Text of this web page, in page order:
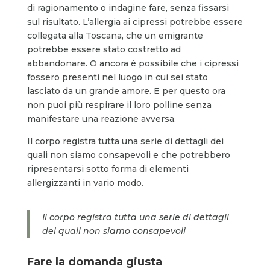
di ragionamento o indagine fare, senza fissarsi
sul risultato. L’allergia ai cipressi potrebbe essere
collegata alla Toscana, che un emigrante
potrebbe essere stato costretto ad
abbandonare. O ancora è possibile che i cipressi
fossero presenti nel luogo in cui sei stato
lasciato da un grande amore. E per questo ora
non puoi più respirare il loro polline senza
manifestare una reazione avversa.
Il corpo registra tutta una serie di dettagli dei
quali non siamo consapevoli e che potrebbero
ripresentarsi sotto forma di elementi
allergizzanti in vario modo.
Il corpo registra tutta una serie di dettagli
dei quali non siamo consapevoli
Fare la domanda giusta